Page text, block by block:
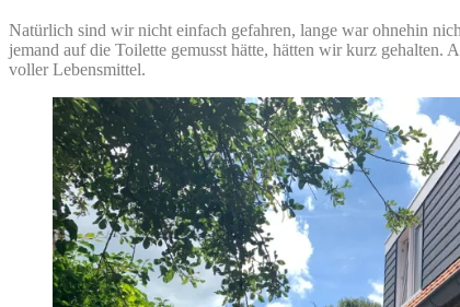
Natürlich sind wir nicht einfach gefahren, lange war ohnehin
jemand auf die Toilette gemusst hätte, hätten wir kurz gehalten.
voller Lebensmittel.